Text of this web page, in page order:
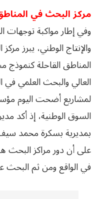
مركز البحث في
وفي إطار مواكبة توجهات
والإنتاج الوطني، يبرز
المناطق القاحلة
العالي والبحث العلمي في
لمشاريع أضحت اليوم
السوق الوطنية، إذ أكد
بمديرية بسكرة محمد
على أن دور مراكز البحث
في الواقع ومن ثم البحث